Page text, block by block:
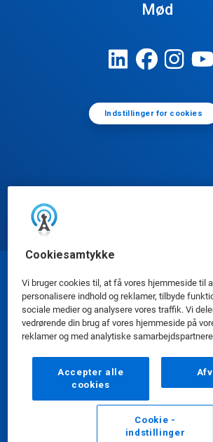
Cookiesamtykke
Vi bruger cookies til, at få vores hjemmeside til
personalisere indhold og reklamer, tilbyde
sociale medier og analysere vores traffik. Vi
vedrørende din brug af vores hjemmeside på
reklamer og med analytiske
Accepter alle
cookies
Cookie -
indstillinger
Mød
Indstillinger for cookies
© Ecolab Inc. 2025
Sikkerhedsdatablade|
for brug